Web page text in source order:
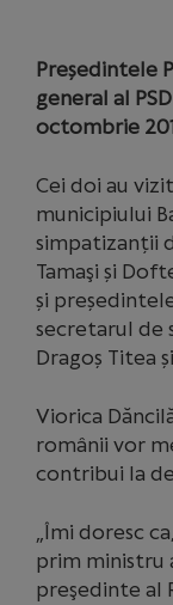
Președintele
general al
octombrie
Cei doi au
municipiului
simpatizanții
Tamaşi și
și
secretarul de
Dragoș Titea
Viorica
românii vor
contribui la
„Îmi doresc
prim ministru
preşedinte al